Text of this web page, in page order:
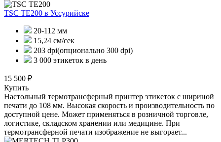
TSC TE200 в Уссурийске
20-112 мм
15,24 см/сек
203 dpi(опционально 300 dpi)
3 000 этикеток в день
15 500 ₽
Купить
Настольный термотрансферный принтер этикеток с шириной
печати до 108 мм. Высокая скорость и производительность по
доступной цене. Может применяться в розничной торговле,
логистике, складском хранении или медицине. При
термотрансферной печати изображение не выгорает...